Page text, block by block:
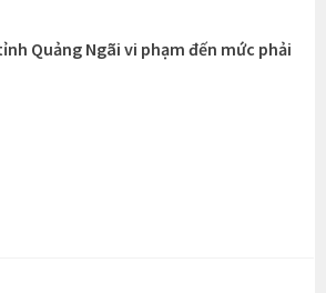
Quảng Ngãi vi phạm đến mức phải